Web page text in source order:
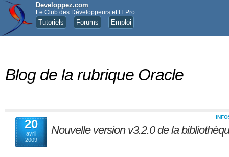
Developpez.com
Le Club des Développeurs et IT Pro
Tutoriels Forums Emploi
Blog de la rubrique Oracle
20
avril
2009
Nouvelle version v3.2.0 de la